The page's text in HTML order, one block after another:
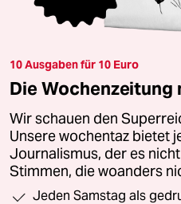
10 Ausgaben für 10 Euro
Die
Wir schauen den
Unsere wochentaz bietet
Journalismus, der es
Stimmen, die woanders
Jeden Samstag als